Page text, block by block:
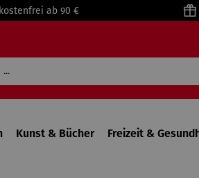
ab 90 €
Kunst & Bücher Freizeit &